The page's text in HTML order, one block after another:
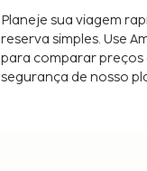
Planeje sua viagem
reserva simples. Use
para comparar preços
segurança de nosso